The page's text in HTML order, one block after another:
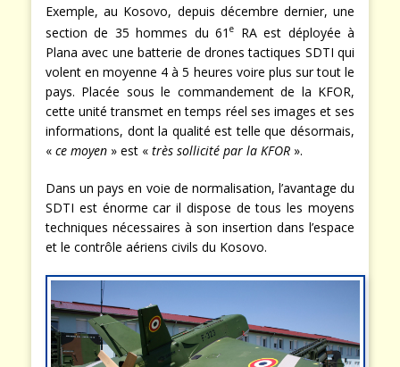
Exemple, au Kosovo, depuis décembre dernier, une
section de 35 hommes du 61e
RA est déployée à
Plana avec une batterie de drones tactiques SDTI qui
volent en moyenne 4 à 5 heures voire plus sur tout le
pays. Placée sous le commandement de la KFOR,
cette unité transmet en temps réel ses images et ses
informations, dont la qualité est telle que désormais,
« ce moyen » est « très sollicité par la KFOR ».
Dans un pays en voie de normalisation, l’avantage du
SDTI est énorme car il dispose de tous les moyens
techniques nécessaires à son insertion dans l’espace
et le contrôle aériens civils du Kosovo.